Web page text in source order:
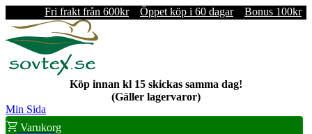
Fri frakt från 600kr Öppet köp i 60 dagar Bonus 100kr
Köp innan kl 15 skickas samma dag!
(Gäller lagervaror)
Min Sida
Varukorg